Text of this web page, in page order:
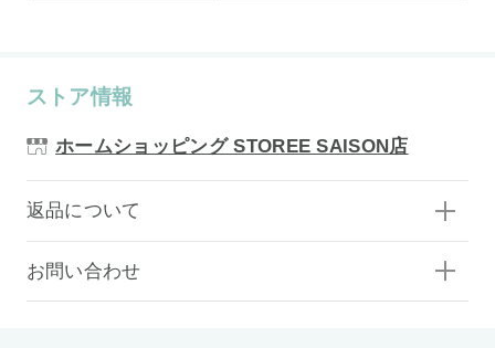
ストア情報
ホームショッピング STOREE SAISON店
返品について
お問い合わせ